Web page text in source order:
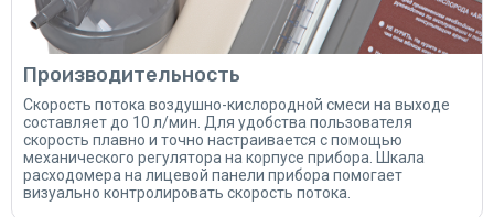
Производительность
Скорость потока воздушно-кислородной смеси на выходе
составляет до 10 л/мин. Для удобства пользователя
скорость плавно и точно настраивается с помощью
механического регулятора на корпусе прибора. Шкала
расходомера на лицевой панели прибора помогает
визуально контролировать скорость потока.